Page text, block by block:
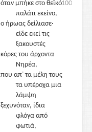
100
όταν μπήκε στο θεϊκό
παλάτι εκείνο,
ο ήρωας δείλιασε·
είδε εκεί τις
ξακουστές
κόρες του άρχοντα
Νηρέα,
που απ᾽ τα μέλη τους
τα υπέροχα μια
λάμψη
ξεχυνόταν, ίδια
φλόγα από
φωτιά,